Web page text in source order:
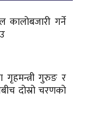
कालोबजारी गर्ने
गृहमन्त्री गुरुङ र
दोस्रो चरणको